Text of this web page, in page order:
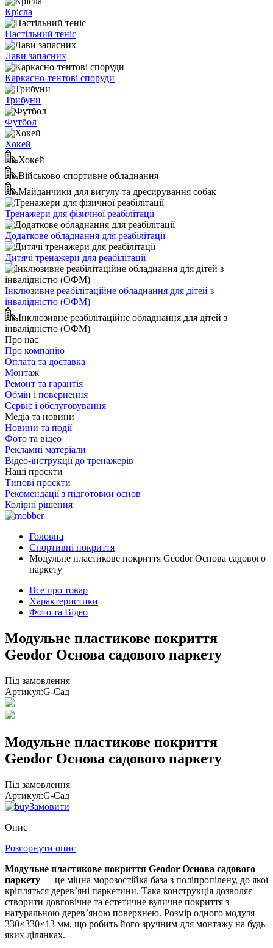
Крісла
Настільний теніс
Лави запасних
Каркасно-тентові споруди
Трибуни
Футбол
Хокей
Хокей
Військово-спортивне обладнання
Майданчики для вигулу та дресирування собак
Тренажери для фізичної реабілітації
Додаткове обладнання для реабілітації
Дитячі тренажери для реабілітації
Інклюзивне реабілітаційне обладнання для дітей з
інвалідністю (ОФМ)
Інклюзивне реабілітаційне обладнання для дітей з
інвалідністю (ОФМ)
Про нас
Про компанію
Оплата та доставка
Монтаж
Ремонт та гарантія
Обмін і повернення
Сервіс і обслуговування
Медіа та новини
Новини та події
Фото та відео
Рекламні матеріали
Відео-інструкції до тренажерів
Наші проєкти
Типові проєкти
Рекомендації з підготовки основ
Колірні рішення
Головна
Спортивні покриття
Модульне пластикове покриття Geodor Основа садового
паркету
Все про товар
Характеристики
Фото та Відео
Модульне пластикове покриття
Geodor Основа садового паркету
Під замовлення
Артикул:G-Сад
Модульне пластикове покриття
Geodor Основа садового паркету
Під замовлення
Артикул:G-Сад
Замовити
Опис
Розгорнути опис
Модульне пластикове покриття Geodor Основа садового
паркету — це міцна морозостійка база з поліпропілену, до якої
кріпляться дерев’яні паркетини. Така конструкція дозволяє
створити довговічне та естетичне вуличне покриття з
натуральною дерев’яною поверхнею. Розмір одного модуля —
330×330×13 мм, що робить його зручним для монтажу на будь-
яких ділянках.